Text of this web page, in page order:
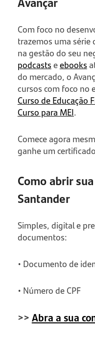
Com foco no
trazemos uma série
na gestão do seu
podcastseebooks
do mercado, o
cursos com foco no
Curso de Educação
Curso para MEI.
Comece agora
ganhe um
Como abrir
Santander
Simples, digital e
documentos:
• Documento de
• Número de CPF
>> Abra a sua